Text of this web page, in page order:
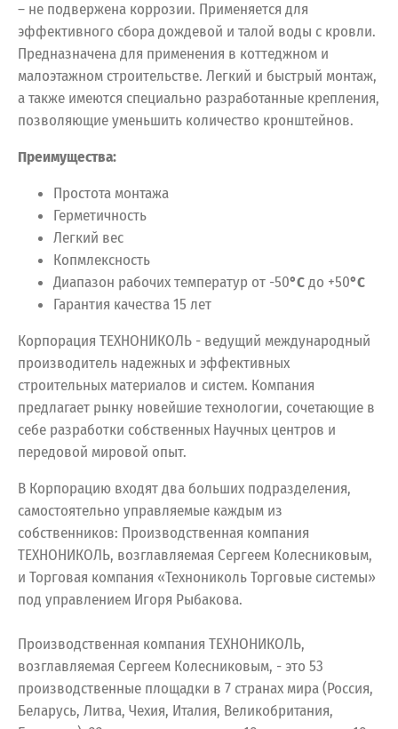
– не подвержена коррозии. Применяется для
эффективного сбора дождевой и талой воды с кровли.
Предназначена для применения в коттеджном и
малоэтажном строительстве. Легкий и быстрый монтаж,
а также имеются специально разработанные крепления,
позволяющие уменьшить количество кронштейнов.
Преимущества:
Простота монтажа
Герметичность
Легкий вес
Копмлексность
Диапазон рабочих температур от -50°Сдо +50°С
Гарантия качества 15 лет
Корпорация ТЕХНОНИКОЛЬ - ведущий международный
производитель надежных и эффективных
строительных материалов и систем. Компания
предлагает рынку новейшие технологии, сочетающие в
себе разработки собственных Научных центров и
передовой мировой опыт.
В Корпорацию входят два больших подразделения,
самостоятельно управляемые каждым из
собственников: Производственная компания
ТЕХНОНИКОЛЬ, возглавляемая Сергеем Колесниковым,
и Торговая компания «Технониколь Торговые системы»
под управлением Игоря Рыбакова.
Производственная компания ТЕХНОНИКОЛЬ,
возглавляемая Сергеем Колесниковым, - это 53
производственные площадки в 7 странах мира (Россия,
Беларусь, Литва, Чехия, Италия, Великобритания,